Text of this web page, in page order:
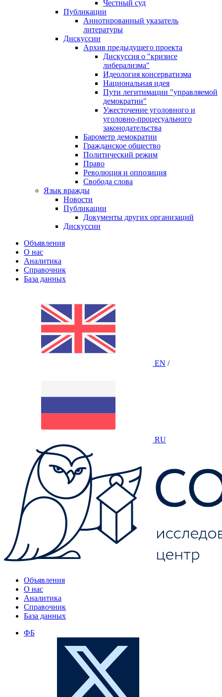
Честный суд
Публикации
Аннотированный указатель
литературы
Дискуссии
Архив предыдущего проекта
Дискуссия о "кризисе
либерализма"
Идеология консерватизма
Национальная идея
Пути легитимации "управляемой
демократии"
Ужесточение уголовного и
уголовно-процесуального
законодательства
Барометр демократии
Гражданское общество
Политический режим
Право
Революция и оппозиция
Свобода слова
Язык вражды
Новости
Публикации
Документы других организаций
Дискуссии
Объявления
О нас
Аналитика
Справочник
База данных
EN /
RU
Объявления
О нас
Аналитика
Справочник
База данных
ФБ